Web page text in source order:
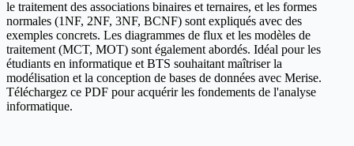
le traitement des associations binaires et ternaires, et les formes
normales (1NF, 2NF, 3NF, BCNF) sont expliqués avec des
exemples concrets. Les diagrammes de flux et les modèles de
traitement (MCT, MOT) sont également abordés. Idéal pour les
étudiants en informatique et BTS souhaitant maîtriser la
modélisation et la conception de bases de données avec Merise.
Téléchargez ce PDF pour acquérir les fondements de l'analyse
informatique.